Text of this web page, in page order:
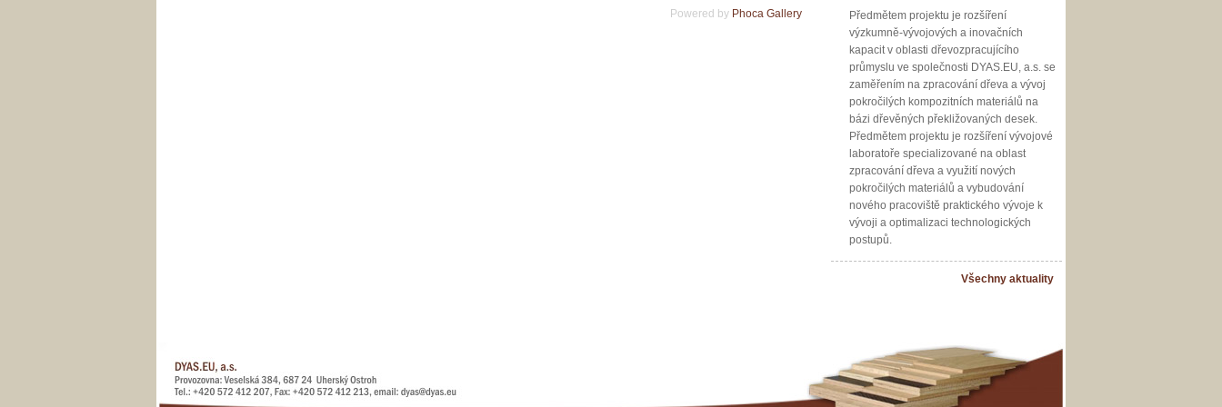
Powered by Phoca Gallery
Předmětem projektu je rozšíření
výzkumně-vývojových a inovačních
kapacit v oblasti dřevozpracujícího
průmyslu ve společnosti DYAS.EU, a.s. se
zaměřením na zpracování dřeva a vývoj
pokročilých kompozitních materiálů na
bázi dřevěných překližovaných desek.
Předmětem projektu je rozšíření vývojové
laboratoře specializované na oblast
zpracování dřeva a využití nových
pokročilých materiálů a vybudování
nového pracoviště praktického vývoje k
vývoji a optimalizaci technologických
postupů.
Všechny aktuality